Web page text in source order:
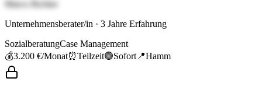
Marco Richter
Unternehmensberater/in · 3 Jahre Erfahrung
SozialberatungCase Management
💰3.200 €/Monat⏰Teilzeit🟢Sofort 📍Hamm